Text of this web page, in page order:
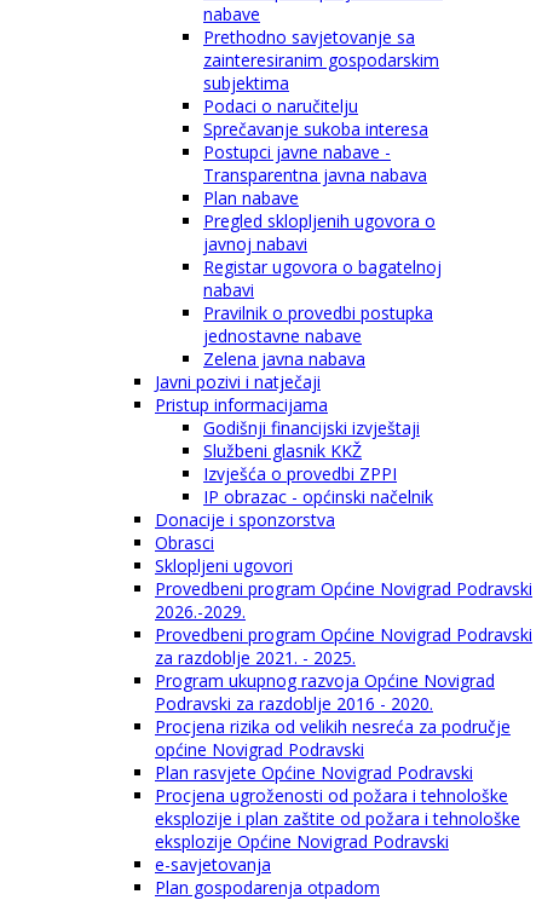
nabave
Prethodno savjetovanje sa
zainteresiranim gospodarskim
subjektima
Podaci o naručitelju
Sprečavanje sukoba interesa
Postupci javne nabave -
Transparentna javna nabava
Plan nabave
Pregled sklopljenih ugovora o
javnoj nabavi
Registar ugovora o bagatelnoj
nabavi
Pravilnik o provedbi postupka
jednostavne nabave
Zelena javna nabava
Javni pozivi i natječaji
Pristup informacijama
Godišnji financijski izvještaji
Službeni glasnik KKŽ
Izvješća o provedbi ZPPI
IP obrazac - općinski načelnik
Donacije i sponzorstva
Obrasci
Sklopljeni ugovori
Provedbeni program Općine Novigrad Podravski
2026.-2029.
Provedbeni program Općine Novigrad Podravski
za razdoblje 2021. - 2025.
Program ukupnog razvoja Općine Novigrad
Podravski za razdoblje 2016 - 2020.
Procjena rizika od velikih nesreća za područje
općine Novigrad Podravski
Plan rasvjete Općine Novigrad Podravski
Procjena ugroženosti od požara i tehnološke
eksplozije i plan zaštite od požara i tehnološke
eksplozije Općine Novigrad Podravski
e-savjetovanja
Plan gospodarenja otpadom